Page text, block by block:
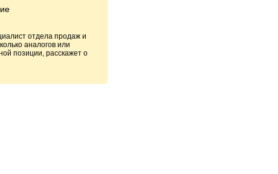
отдела продаж и
аналогов или
позиции, расскажет о